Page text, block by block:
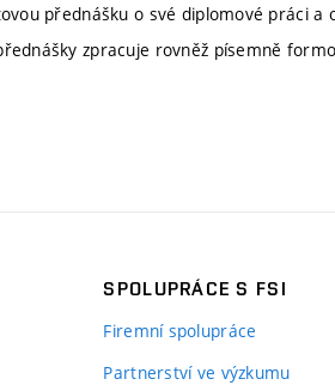
přednášku o své diplomové práci a
zpracuje rovněž písemně
SPOLUPRÁCE S FSI
Firemní spolupráce
Partnerství ve výzkumu